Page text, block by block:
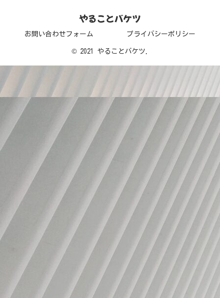
やることバケツ
お問い合わせフォーム プライバシーポリシー
© 2021 やることバケツ.